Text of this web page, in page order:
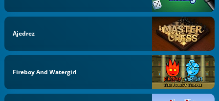
Ajedrez
Fireboy And Watergirl